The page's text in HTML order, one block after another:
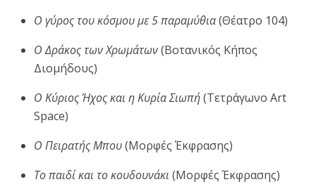
Ο γύρος του κόσμου με 5 παραμύθια(Θέατρο 104)
Ο Δράκος των Χρωμάτων(Βοτανικός Κήπος
Διομήδους)
Ο Κύριος Ήχος και η Κυρία Σιωπή(Τετράγωνο Art
Space)
Ο Πειρατής Μπου(Μορφές Έκφρασης)
Το παιδί και το κουδουνάκι (Μορφές Έκφρασης)